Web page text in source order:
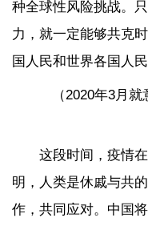
种全球性风险挑战。
力，就一定能够共克
国人民和世界各国人民
（2020年3月
这段时间，疫情
明，人类是休戚与共
作，共同应对。中国